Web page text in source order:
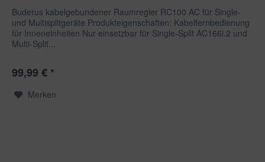
Buderus kabelgebundener Raumregler RC100 AC für Single-
und Multisplitgeräte Produkteigenschaften: Kabelfernbedienung
für Inneneinheiten Nur einsetzbar für Single-Split AC166i.2 und
Multi-Split...
99,99 € *
Merken